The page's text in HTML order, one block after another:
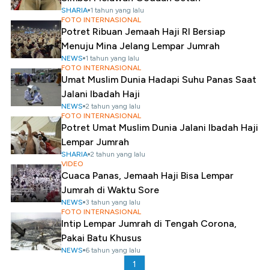
SHARIA 1 tahun yang lalu
FOTO INTERNASIONAL
Potret Ribuan Jemaah Haji RI Bersiap
Menuju Mina Jelang Lempar Jumrah
NEWS 1 tahun yang lalu
FOTO INTERNASIONAL
Umat Muslim Dunia Hadapi Suhu Panas Saat
Jalani Ibadah Haji
NEWS 2 tahun yang lalu
FOTO INTERNASIONAL
Potret Umat Muslim Dunia Jalani Ibadah Haji
Lempar Jumrah
SHARIA 2 tahun yang lalu
VIDEO
Cuaca Panas, Jemaah Haji Bisa Lempar
Jumrah di Waktu Sore
NEWS 3 tahun yang lalu
FOTO INTERNASIONAL
Intip Lempar Jumrah di Tengah Corona,
Pakai Batu Khusus
NEWS 6 tahun yang lalu
1